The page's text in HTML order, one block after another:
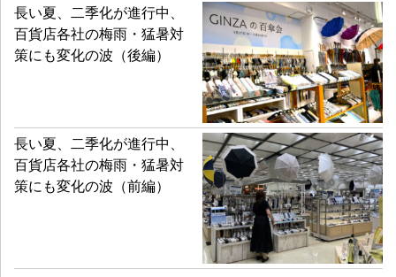
長い夏、二季化が進行中、
百貨店各社の梅雨・猛暑対
策にも変化の波（後編）
長い夏、二季化が進行中、
百貨店各社の梅雨・猛暑対
策にも変化の波（前編）